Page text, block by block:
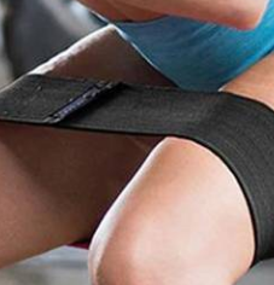
مايك تايسون دفع ما يصل 💪